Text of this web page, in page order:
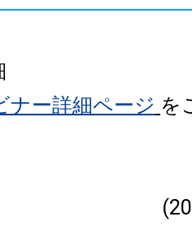
ナー詳細ページ を